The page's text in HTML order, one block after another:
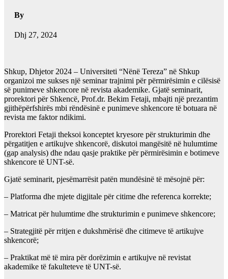
By
Dhj 27, 2024
Shkup, Dhjetor 2024 – Universiteti “Nënë Tereza” në Shkup
organizoi me sukses një seminar trajnimi për përmirësimin e cilësisë
së punimeve shkencore në revista akademike. Gjatë seminarit,
prorektori për Shkencë, Prof.dr. Bekim Fetaji, mbajti një prezantim
gjithëpërfshirës mbi rëndësinë e punimeve shkencore të botuara në
revista me faktor ndikimi.
Prorektori Fetaji theksoi konceptet kryesore për strukturimin dhe
përgatitjen e artikujve shkencorë, diskutoi mangësitë në hulumtime
(gap analysis) dhe ndau qasje praktike për përmirësimin e botimeve
shkencore të UNT-së.
Gjatë seminarit, pjesëmarrësit patën mundësinë të mësojnë për:
– Platforma dhe mjete digjitale për citime dhe referenca korrekte;
– Matricat për hulumtime dhe strukturimin e punimeve shkencore;
– Strategjitë për rritjen e dukshmërisë dhe citimeve të artikujve
shkencorë;
– Praktikat më të mira për dorëzimin e artikujve në revistat
akademike të fakulteteve të UNT-së.